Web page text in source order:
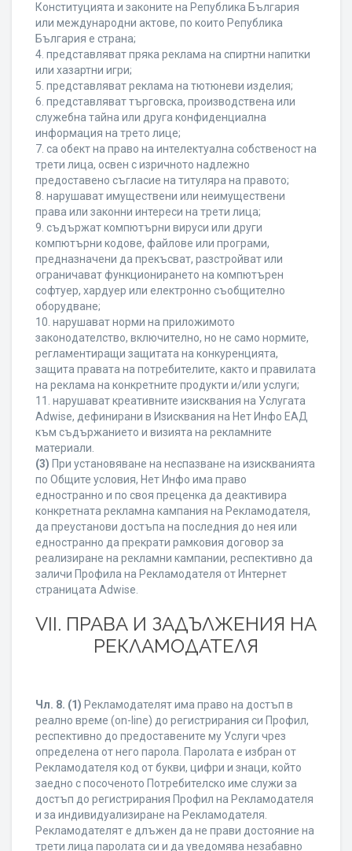
Конституцията и законите на Република България
или международни актове, по които Република
България е страна;
4. представляват пряка реклама на спиртни напитки
или хазартни игри;
5. представляват реклама на тютюневи изделия;
6. представляват търговска, производствена или
служебна тайна или друга конфиденциална
информация на трето лице;
7. са обект на право на интелектуална собственост на
трети лица, освен с изричното надлежно
предоставено съгласие на титуляра на правото;
8. нарушават имуществени или неимуществени
права или законни интереси на трети лица;
9. съдържат компютърни вируси или други
компютърни кодове, файлове или програми,
предназначени да прекъсват, разстройват или
ограничават функционирането на компютърен
софтуер, хардуер или електронно съобщително
оборудване;
10. нарушават норми на приложимото
законодателство, включително, но не само нормите,
регламентиращи защитата на конкуренцията,
защита правата на потребителите, както и правилата
на реклама на конкретните продукти и/или услуги;
11. нарушават креативните изисквания на Услугата
Adwise, дефинирани в Изисквания на Нет Инфо ЕАД
към съдържанието и визията на рекламните
материали.
(3) При установяване на неспазване на изискванията
по Общите условия, Нет Инфо има право
едностранно и по своя преценка да деактивира
конкретната рекламна кампания на Рекламодателя,
да преустанови достъпа на последния до нея или
едностранно да прекрати рамковия договор за
реализиране на рекламни кампании, респективно да
заличи Профила на Рекламодателя от Интернет
страницата Adwise.
VII. ПРАВА И ЗАДЪЛЖЕНИЯ НА
РЕКЛАМОДАТЕЛЯ
Чл. 8. (1) Рекламодателят има право на достъп в
реално време (on-line) до регистрирания си Профил,
респективно до предоставените му Услуги чрез
определена от него парола. Паролата е избран от
Рекламодателя код от букви, цифри и знаци, който
заедно с посоченото Потребителско име служи за
достъп до регистрирания Профил на Рекламодателя
и за индивидуализиране на Рекламодателя.
Рекламодателят е длъжен да не прави достояние на
трети лица паролата си и да уведомява незабавно